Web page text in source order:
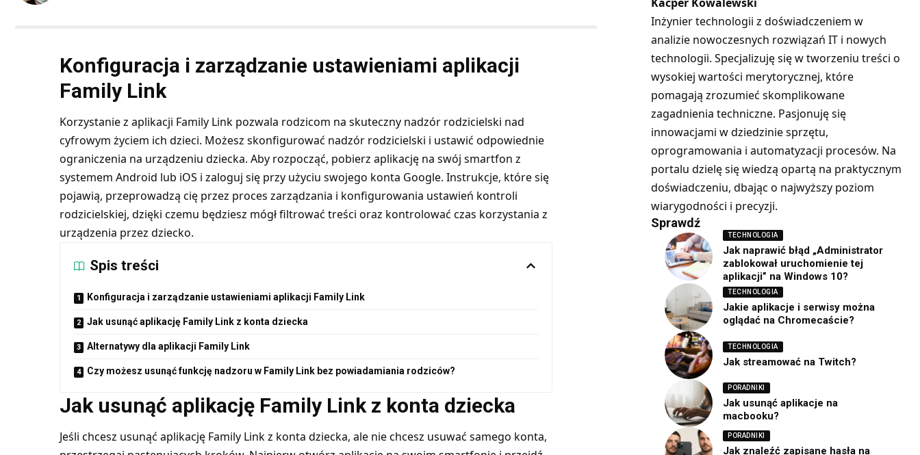
Konfiguracja i zarządzanie ustawieniami aplikacji
Family Link
Korzystanie z aplikacji Family Link pozwala rodzicom na skuteczny nadzór rodzicielski nad
cyfrowym życiem ich dzieci. Możesz skonfigurować nadzór rodzicielski i ustawić odpowiednie
ograniczenia na urządzeniu dziecka. Aby rozpocząć, pobierz aplikację na swój smartfon z
systemem Android lub iOS i zaloguj się przy użyciu swojego konta Google. Instrukcje, które się
pojawią, przeprowadzą cię przez proces zarządzania i konfigurowania ustawień kontroli
rodzicielskiej, dzięki czemu będziesz mógł filtrować treści oraz kontrolować czas korzystania z
urządzenia przez dziecko.
Spis treści
Konfiguracja i zarządzanie ustawieniami aplikacji Family Link
Jak usunąć aplikację Family Link z konta dziecka
Alternatywy dla aplikacji Family Link
Czy możesz usunąć funkcję nadzoru w Family Link bez powiadamiania rodziców?
Jak usunąć aplikację Family Link z konta dziecka
Jeśli chcesz usunąć aplikację Family Link z konta dziecka, ale nie chcesz usuwać samego konta,
Inżynier technologii z doświadczeniem w
analizie nowoczesnych rozwiązań IT i nowych
technologii. Specjalizuję się w tworzeniu treści o
wysokiej wartości merytorycznej, które
pomagają zrozumieć skomplikowane
zagadnienia techniczne. Pasjonuję się
innowacjami w dziedzinie sprzętu,
oprogramowania i automatyzacji procesów. Na
portalu dzielę się wiedzą opartą na praktycznym
doświadczeniu, dbając o najwyższy poziom
wiarygodności i precyzji.
Sprawdź
TECHNOLOGIA
Jak naprawić błąd „Administrator
zablokował uruchomienie tej
aplikacji” na Windows 10?
TECHNOLOGIA
Jakie aplikacje i serwisy można
oglądać na Chromecaście?
TECHNOLOGIA
Jak streamować na Twitch?
PORADNIKI
Jak usunąć aplikacje na
macbooku?
PORADNIKI
Jak znaleźć zapisane hasła na